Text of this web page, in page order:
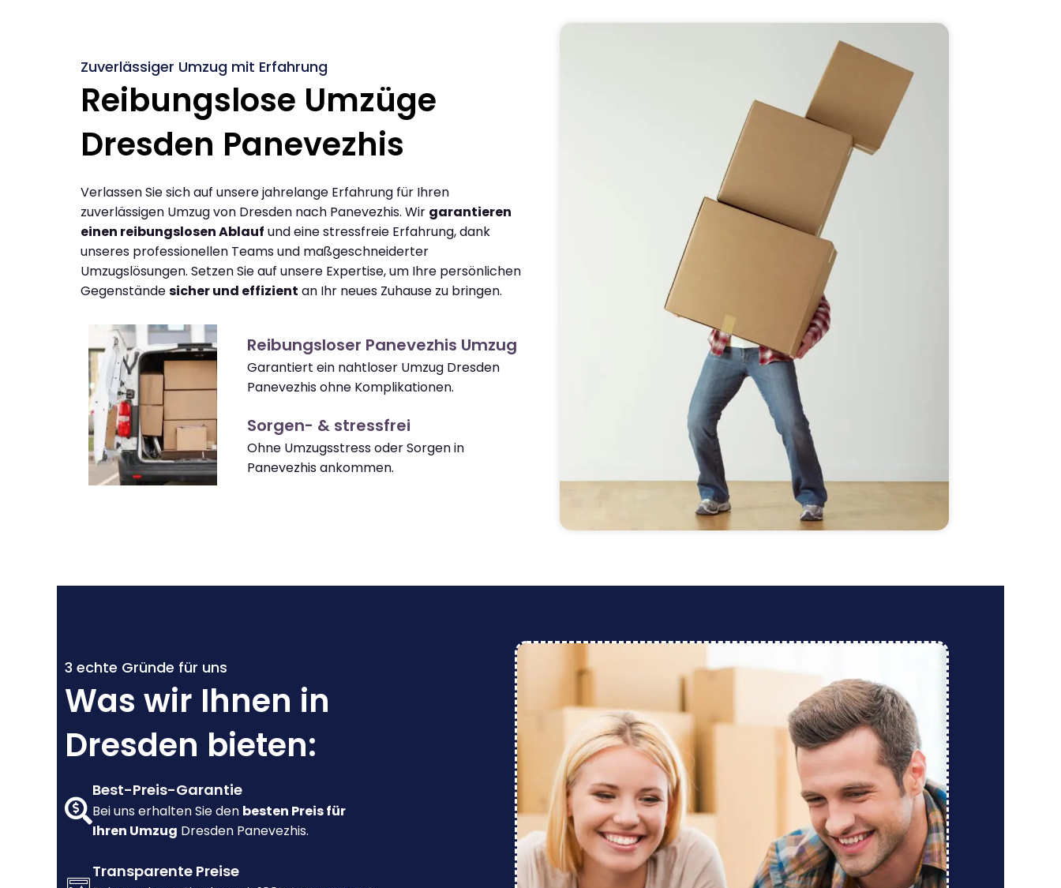
Zuverlässiger Umzug mit Erfahrung
Reibungslose Umzüge
Dresden Panevezhis
Verlassen Sie sich auf unsere jahrelange Erfahrung für Ihren
zuverlässigen Umzug von Dresden nach Panevezhis. Wir garantieren
einen reibungslosen Ablauf und eine stressfreie Erfahrung, dank
unseres professionellen Teams und maßgeschneiderter
Umzugslösungen. Setzen Sie auf unsere Expertise, um Ihre persönlichen
Gegenständesicher und effizient an Ihr neues Zuhause zu bringen.
Reibungsloser Panevezhis Umzug
Garantiert ein nahtloser Umzug Dresden
Panevezhis ohne Komplikationen.
Sorgen- & stressfrei
Ohne Umzugsstress oder Sorgen in
Panevezhis ankommen.
3 echte Gründe für uns
Was wir Ihnen in
Dresden bieten:
Best-Preis-Garantie
Bei uns erhalten Sie den besten Preis für
Ihren Umzug Dresden Panevezhis.
Transparente Preise